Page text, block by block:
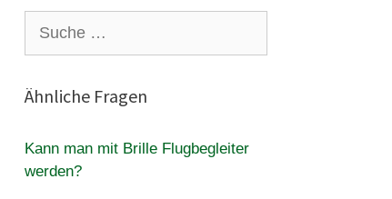
nach:
Ähnliche Fragen
Kann man mit Brille Flugbegleiter
werden?